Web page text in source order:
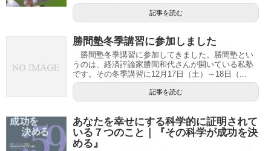
記事を読む
勝間塾冬季講習に参加しました
勝間塾冬季講習に参加してきました。勝間塾とい
うのは、経済評論家勝間和代さんが開いている私塾
です。その冬季講習に12月17日（土）～18日（...
記事を読む
あなたを幸せにする科学的に証明されて
いる７つのこと｜『その科学が成功を決
める』